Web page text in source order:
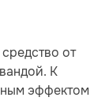
от
К
эффектом